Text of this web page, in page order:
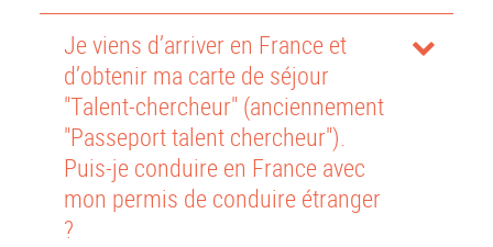
Je viens d’arriver en France et
d’obtenir ma carte de séjour
"Talent-chercheur" (anciennement
"Passeport talent chercheur").
Puis-je conduire en France avec
mon permis de conduire étranger
?